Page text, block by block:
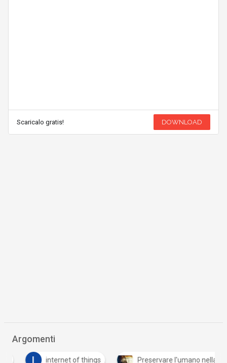
Scaricalo gratis! DOWNLOAD
Argomenti
internet of things Preservare l'umano nella